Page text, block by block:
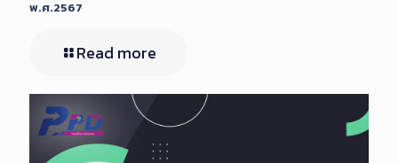
พ.ศ.2567
Read more